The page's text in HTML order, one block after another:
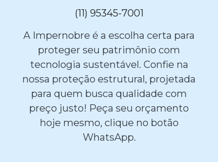
(11) 95345-7001
A Impernobre é a escolha certa para
proteger seu patrimônio com
tecnologia sustentável. Confie na
nossa proteção estrutural, projetada
para quem busca qualidade com
preço justo! Peça seu orçamento
hoje mesmo, clique no botão
WhatsApp.